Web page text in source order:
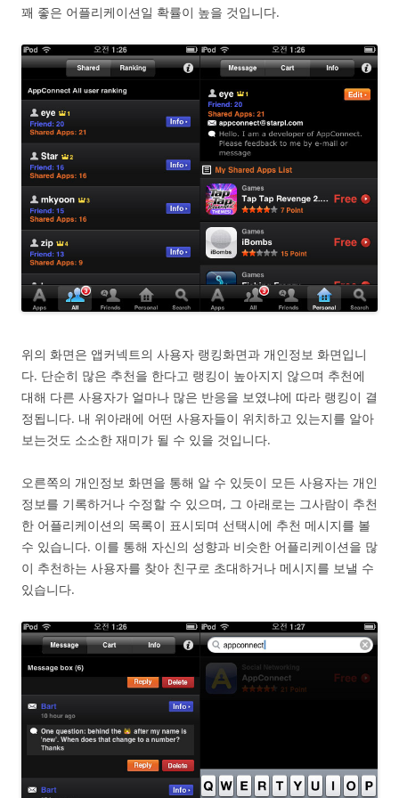
꽤 좋은 어플리케이션일 확률이 높을 것입니다.
위의 화면은 앱커넥트의 사용자 랭킹화면과 개인정보 화면입니
다. 단순히 많은 추천을 한다고 랭킹이 높아지지 않으며 추천에
대해 다른 사용자가 얼마나 많은 반응을 보였냐에 따라 랭킹이 결
정됩니다. 내 위아래에 어떤 사용자들이 위치하고 있는지를 알아
보는것도 소소한 재미가 될 수 있을 것입니다.
오른쪽의 개인정보 화면을 통해 알 수 있듯이 모든 사용자는 개인
정보를 기록하거나 수정할 수 있으며, 그 아래로는 그사람이 추천
한 어플리케이션의 목록이 표시되며 선택시에 추천 메시지를 볼
수 있습니다. 이를 통해 자신의 성향과 비슷한 어플리케이션을 많
이 추천하는 사용자를 찾아 친구로 초대하거나 메시지를 보낼 수
있습니다.